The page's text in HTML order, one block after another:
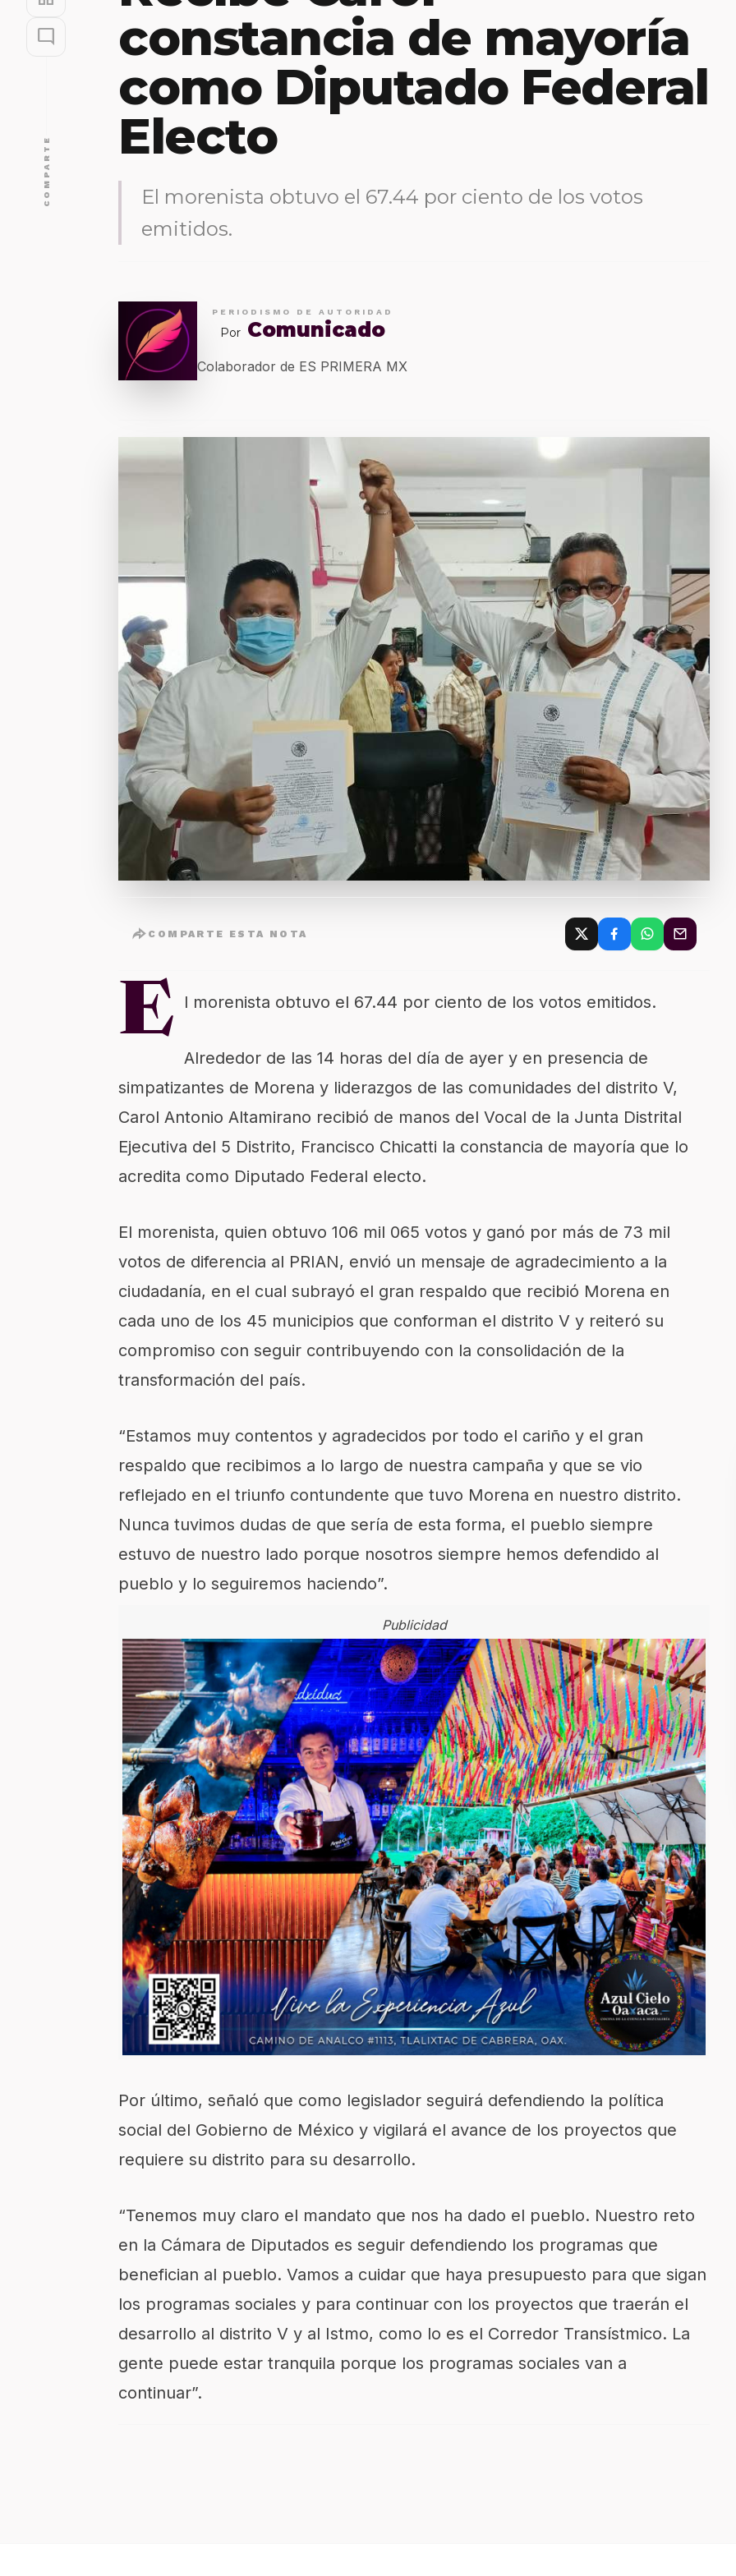
mode_comment
COMPARTE
constancia de mayoría
como Diputado Federal
Electo
El morenista obtuvo el 67.44 por ciento de los votos
emitidos.
PERIODISMO DE AUTORIDAD
Por Comunicado
Colaborador de ES PRIMERA MX
COMPARTE ESTA NOTA
E l morenista obtuvo el 67.44 por ciento de los votos emitidos.
Alrededor de las 14 horas del día de ayer y en presencia de
simpatizantes de Morena y liderazgos de las comunidades del distrito V,
Carol Antonio Altamirano recibió de manos del Vocal de la Junta Distrital
Ejecutiva del 5 Distrito, Francisco Chicatti la constancia de mayoría que lo
acredita como Diputado Federal electo.
El morenista, quien obtuvo 106 mil 065 votos y ganó por más de 73 mil
votos de diferencia al PRIAN, envió un mensaje de agradecimiento a la
ciudadanía, en el cual subrayó el gran respaldo que recibió Morena en
cada uno de los 45 municipios que conforman el distrito V y reiteró su
compromiso con seguir contribuyendo con la consolidación de la
transformación del país.
“Estamos muy contentos y agradecidos por todo el cariño y el gran
respaldo que recibimos a lo largo de nuestra campaña y que se vio
reflejado en el triunfo contundente que tuvo Morena en nuestro distrito.
Nunca tuvimos dudas de que sería de esta forma, el pueblo siempre
estuvo de nuestro lado porque nosotros siempre hemos defendido al
pueblo y lo seguiremos haciendo”.
Publicidad
Por último, señaló que como legislador seguirá defendiendo la política
social del Gobierno de México y vigilará el avance de los proyectos que
requiere su distrito para su desarrollo.
“Tenemos muy claro el mandato que nos ha dado el pueblo. Nuestro reto
en la Cámara de Diputados es seguir defendiendo los programas que
benefician al pueblo. Vamos a cuidar que haya presupuesto para que sigan
los programas sociales y para continuar con los proyectos que traerán el
desarrollo al distrito V y al Istmo, como lo es el Corredor Transístmico. La
gente puede estar tranquila porque los programas sociales van a
continuar”.